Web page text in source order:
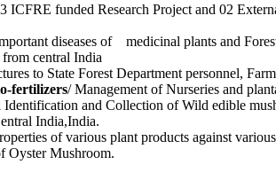
ICFRE funded Research Project and 02
diseases of medicinal plants and
from central India
to State Forest Department personnel,
fertilizers/ Management of Nurseries and
Identification and Collection of Wild edible
India,India.
of various plant products against
Oyster Mushroom.